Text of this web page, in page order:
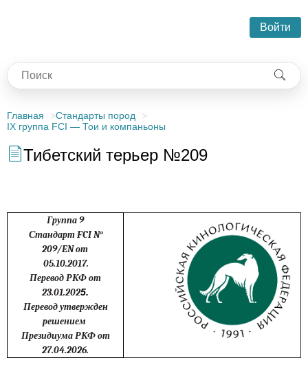
Войти
Главная
Стандарты пород
IX группа FCI — Тои и компаньоны
Тибетский терьер №209
Группа 9
СтандартFCI N°
209/ENот
05.10.2017.
Перевод РКФ от
23.01.2025.
Перевод утвержден
решением
Президиума РКФ от
27.04.2026.